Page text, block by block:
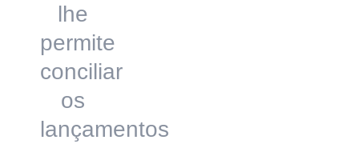
lhe
permite
conciliar
os
lançamentos